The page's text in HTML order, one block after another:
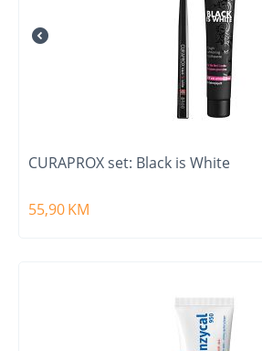
CURAPROX set: Black is White
55,90KM